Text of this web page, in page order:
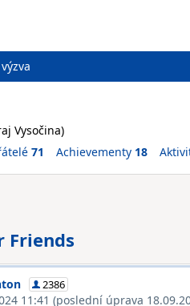
Vysočina)
71 Achievementy 18
Friends
2386
11:41 (poslední úprava